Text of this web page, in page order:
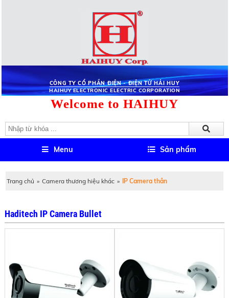
CÔNG TY CỔ PHẦN ĐIỆN - ĐIỆN TỬ HẢI HUY
HAIHUY ELECTRONIC ELECTRIC CORPORATION
Welcome to HAIHUY
Menu Sản phẩm
Trang chủ » Camera thương hiệu khác » IP Camera thân
Haditech IP Camera Bullet